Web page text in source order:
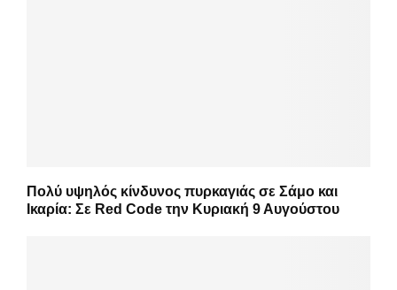
Πολύ υψηλός κίνδυνος πυρκαγιάς σε Σάμο και
Ικαρία: Σε Red Code την Κυριακή 9 Αυγούστου